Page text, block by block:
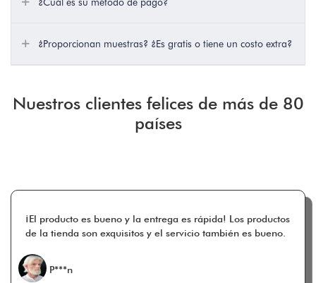
¿Cuál es su método de pago?
¿Proporcionan muestras? ¿Es gratis o tiene un costo extra?
Nuestros clientes felices de más de 80
países
¡El producto es bueno y la entrega es rápida! Los productos
de la tienda son exquisitos y el servicio también es bueno.
P***n